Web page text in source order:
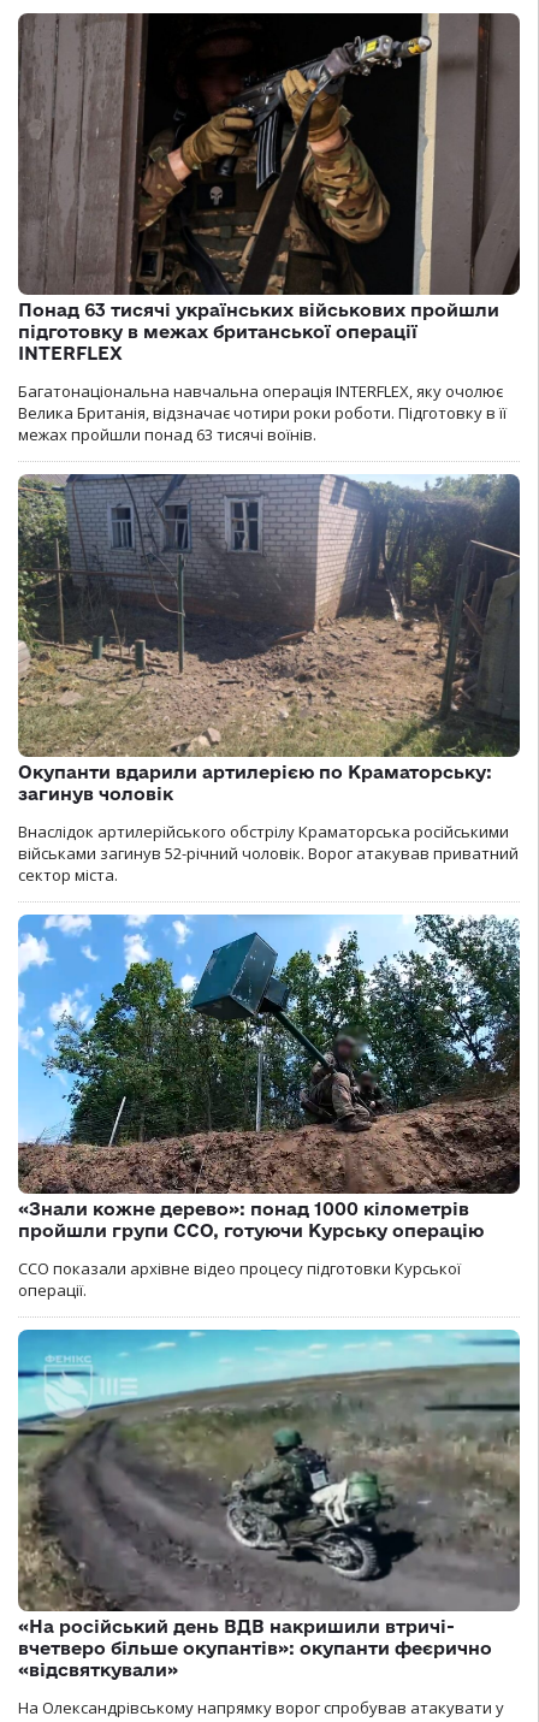
Понад 63 тисячі українських військових пройшли
підготовку в межах британської операції
INTERFLEX
Багатонаціональна навчальна операція INTERFLEX, яку очолює
Велика Британія, відзначає чотири роки роботи. Підготовку в її
межах пройшли понад 63 тисячі воїнів.
Окупанти вдарили артилерією по Краматорську:
загинув чоловік
Внаслідок артилерійського обстрілу Краматорська російськими
військами загинув 52-річний чоловік. Ворог атакував приватний
сектор міста.
«Знали кожне дерево»: понад 1000 кілометрів
пройшли групи ССО, готуючи Курську операцію
ССО показали архівне відео процесу підготовки Курської
операції.
«На російський день ВДВ накришили втричі-
вчетверо більше окупантів»: окупанти феєрично
«відсвяткували»
На Олександрівському напрямку ворог спробував атакувати у